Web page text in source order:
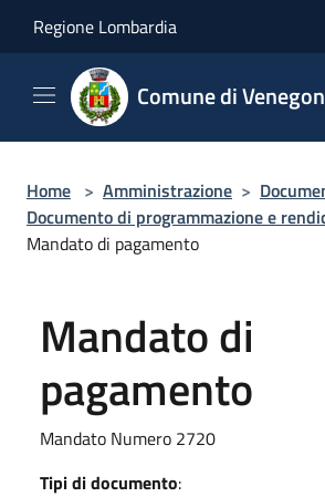
Regione Lombardia
Comune di
Home > Amministrazione >
Documento di programmazione e
Mandato di pagamento
Mandato di
pagamento
Mandato Numero 2720
Tipi di documento: